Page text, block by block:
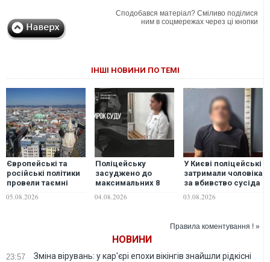
Сподобався матеріал? Сміливо поділися
ним в соцмережах через ці кнопки
ІНШІ НОВИНИ ПО ТЕМІ
Європейські та
російські політики
провели таємні
України у Відні, -
05.08.2026
Поліцейську
засуджено до
максимальних 8
ДТП у Прилуках, у
04.08.2026
У Києві поліцейські
затримали чоловіка
за вбивство сусіда
03.08.2026
Правила коментування ! »
НОВИНИ
23:57
Зміна вірувань: у кар'єрі епохи вікінгів знайшли рідкісні